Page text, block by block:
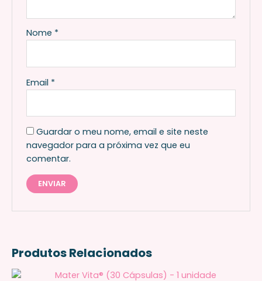
Nome *
Email *
Guardar o meu nome, email e site neste
navegador para a próxima vez que eu
comentar.
Produtos Relacionados